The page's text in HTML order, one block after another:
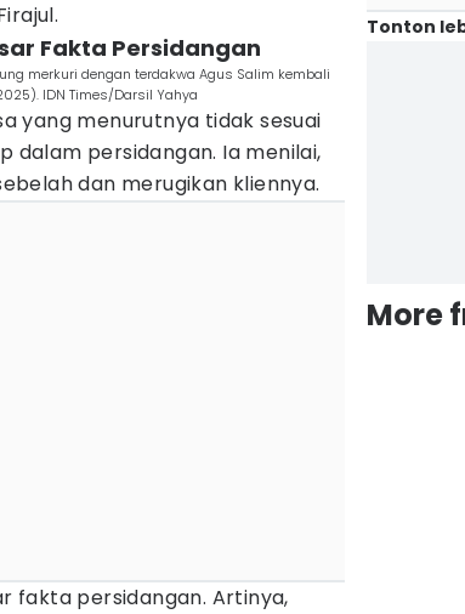
Fakta Persidangan
merkuri dengan terdakwa Agus Salim kembali
IDN Times/Darsil Yahya
yang menurutnya tidak sesuai
persidangan. Ia menilai,
dan merugikan kliennya.
fakta persidangan. Artinya,
Tonton
More